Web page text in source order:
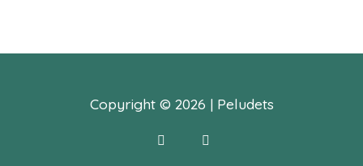
Copyright © 2026 | Peludets